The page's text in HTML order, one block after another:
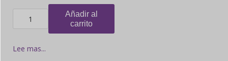
Añadir al
carrito
Lee mas...